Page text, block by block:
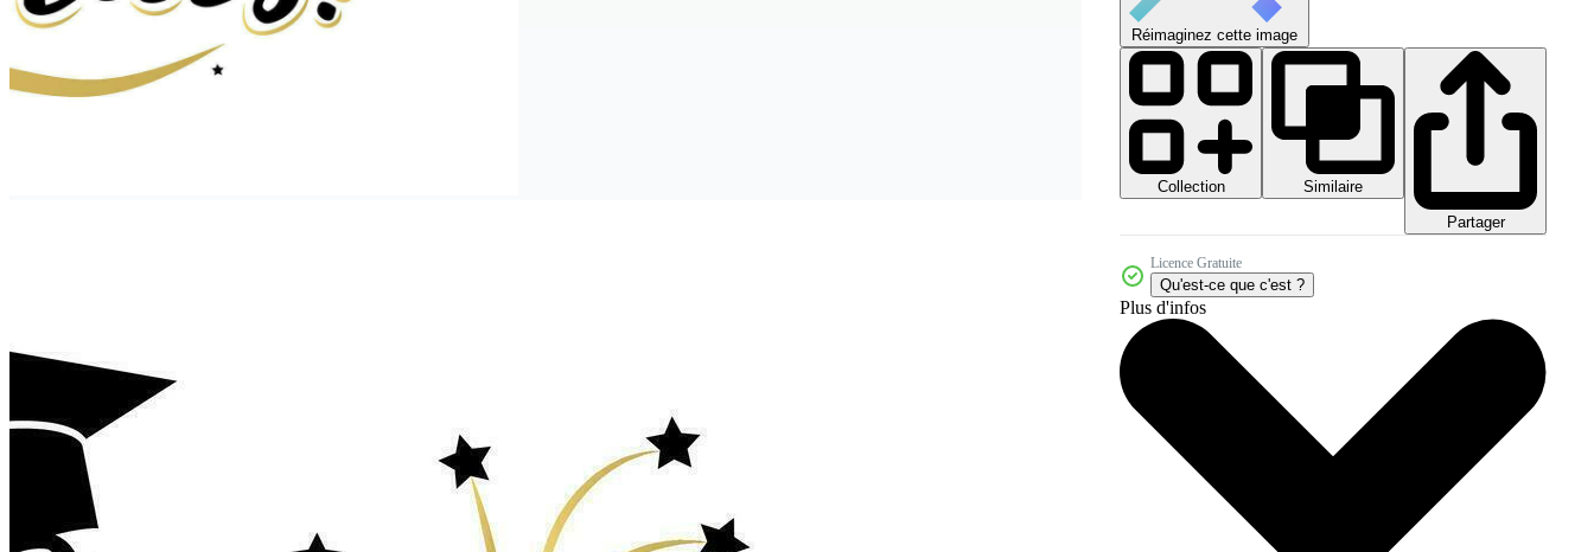
Réimaginez cette image
Collection
Similaire
Partager
Licence Gratuite
Qu'est-ce que c'est ?
Plus d'infos